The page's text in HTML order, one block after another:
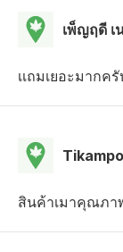
เพ็ญฤดี เ
เเถมเยอะมากค
สินค้าเมาคุณภา